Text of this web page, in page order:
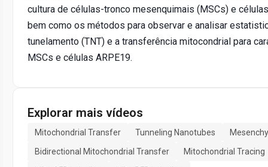
cultura de células-tronco mesenquimais (MSCs) e
bem como os métodos para observar e analisar
tunelamento (TNT) e a transferência mitocondrial para
MSCs e células ARPE19.
Explorar mais vídeos
Mitochondrial Transfer Tunneling Nanotubes
Bidirectional Mitochondrial Transfer
Mitochondrial Tracing